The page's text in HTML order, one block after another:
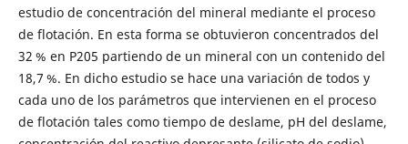
estudio de concentración del mineral mediante el proceso
de flotación. En esta forma se obtuvieron concentrados del
32 % en P205 partiendo de un mineral con un contenido del
18,7 %. En dicho estudio se hace una variación de todos y
cada uno de los parámetros que intervienen en el proceso
de flotación tales como tiempo de deslame, pH del deslame,